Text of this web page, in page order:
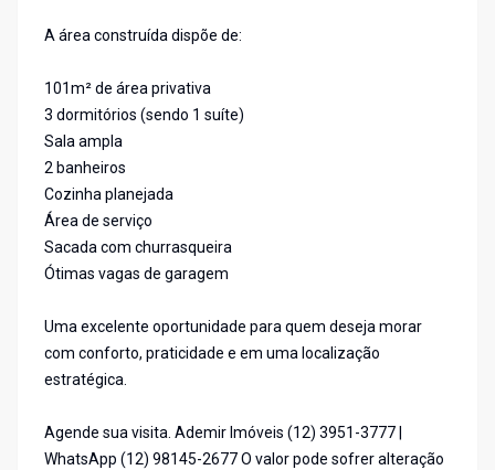
A área construída dispõe de:
101m² de área privativa
3 dormitórios (sendo 1 suíte)
Sala ampla
2 banheiros
Cozinha planejada
Área de serviço
Sacada com churrasqueira
Ótimas vagas de garagem
Uma excelente oportunidade para quem deseja morar
com conforto, praticidade e em uma localização
estratégica.
Agende sua visita. Ademir Imóveis (12) 3951-3777 |
WhatsApp (12) 98145-2677 O valor pode sofrer alteração